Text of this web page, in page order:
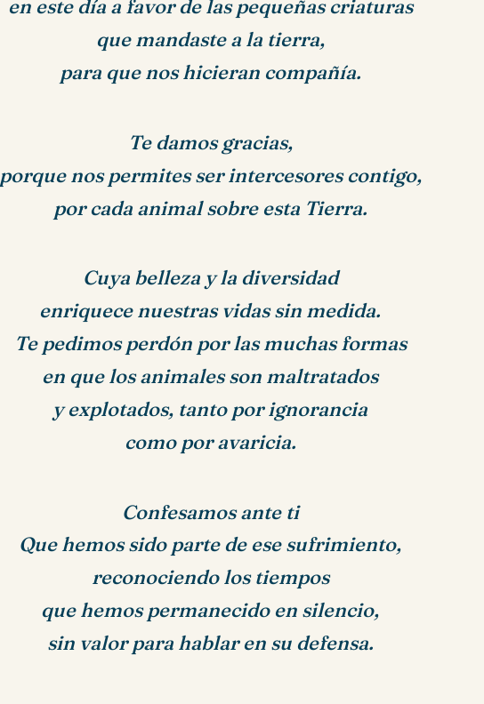
en este día a favor de las pequeñas criaturas
que mandaste a la tierra,
para que nos hicieran compañía.
Te damos gracias,
porque nos permites ser intercesores contigo,
por cada animal sobre esta Tierra.
Cuya belleza y la diversidad
enriquece nuestras vidas sin medida.
Te pedimos perdón por las muchas formas
en que los animales son maltratados
y explotados, tanto por ignorancia
como por avaricia.
Confesamos ante ti
Que hemos sido parte de ese sufrimiento,
reconociendo los tiempos
que hemos permanecido en silencio,
sin valor para hablar en su defensa.